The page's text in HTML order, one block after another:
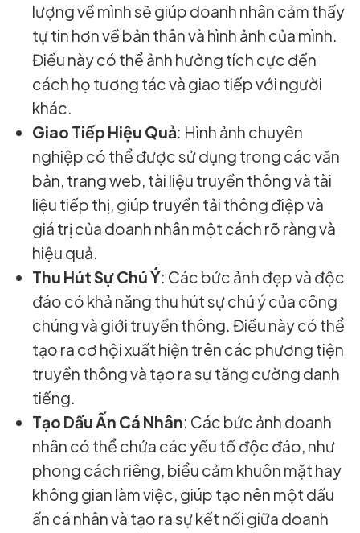
lượng về mình sẽ giúp doanh nhân cảm thấy
tự tin hơn về bản thân và hình ảnh của mình.
Điều này có thể ảnh hưởng tích cực đến
cách họ tương tác và giao tiếp với người
khác.
Giao Tiếp Hiệu Quả: Hình ảnh chuyên
nghiệp có thể được sử dụng trong các văn
bản, trang web, tài liệu truyền thông và tài
liệu tiếp thị, giúp truyền tải thông điệp và
giá trị của doanh nhân một cách rõ ràng và
hiệu quả.
Thu Hút Sự Chú Ý: Các bức ảnh đẹp và độc
đáo có khả năng thu hút sự chú ý của công
chúng và giới truyền thông. Điều này có thể
tạo ra cơ hội xuất hiện trên các phương tiện
truyền thông và tạo ra sự tăng cường danh
tiếng.
Tạo Dấu Ấn Cá Nhân: Các bức ảnh doanh
nhân có thể chứa các yếu tố độc đáo, như
phong cách riêng, biểu cảm khuôn mặt hay
không gian làm việc, giúp tạo nên một dấu
ấn cá nhân và tạo ra sự kết nối giữa doanh